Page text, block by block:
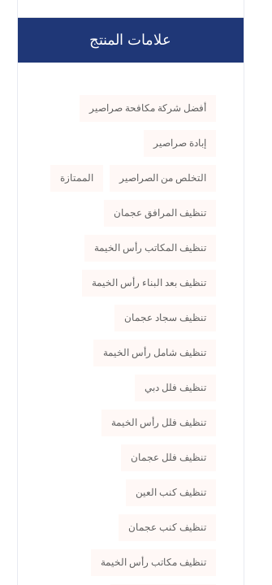
علامات المنتج
أفضل شركة مكافحة صراصير
إبادة صراصير
التخلص من الصراصير الممتازة
تنظيف المرافق عجمان
تنظيف المكاتب رأس الخيمة
تنظيف بعد البناء رأس الخيمة
تنظيف سجاد عجمان
تنظيف شامل رأس الخيمة
تنظيف فلل دبي
تنظيف فلل رأس الخيمة
تنظيف فلل عجمان
تنظيف كنب العين
تنظيف كنب عجمان
تنظيف مكاتب رأس الخيمة